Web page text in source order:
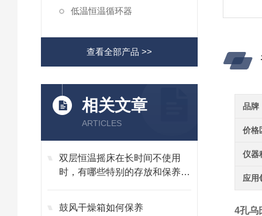
低温恒温循环器
查看全部产品 >>
相关文章
ARTICLES
双层恒温摇床在长时间不使用
时，有哪些特别的存放和保养措
鼓风干燥箱如何保养
品牌
价格
仪器
应用
4孔乌